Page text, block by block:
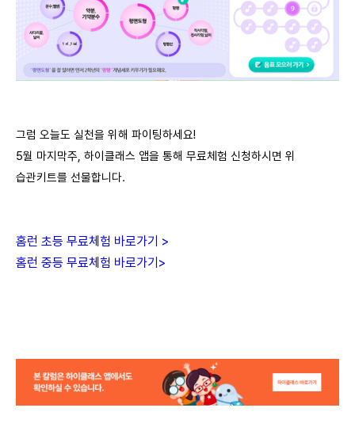
그럼 오늘도 실천을 위해 파이팅하세요!
5월 마지막주, 하이클래스 앱을 통해 무료체험 신청하시면 위
습관키트를 선물합니다.
홈런 초등 무료체험 바로가기 >
홈런 중등 무료체험 바로가기 >